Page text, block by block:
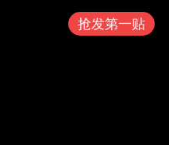
抢发第一贴